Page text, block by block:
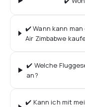
✔️ Wann kann
Air Zimbabwe
✔️ Welche
an?
✔️ Kann ich mit